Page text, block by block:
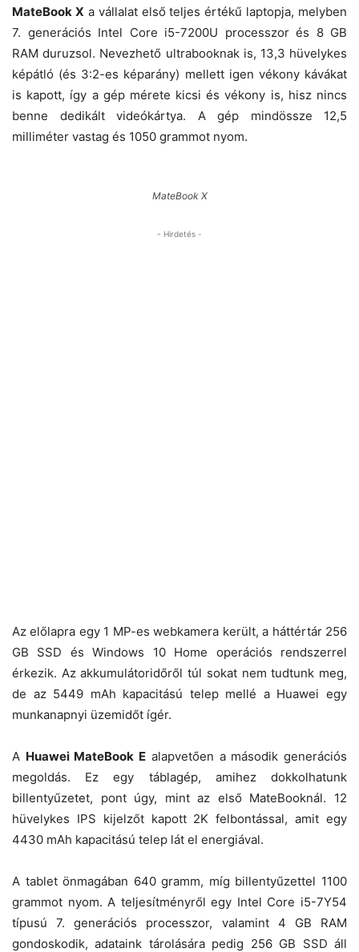
MateBook X a vállalat első teljes értékű laptopja, melyben
7. generációs Intel Core i5-7200U processzor és 8 GB
RAM duruzsol. Nevezhető ultrabooknak is, 13,3 hüvelykes
képátló (és 3:2-es képarány) mellett igen vékony kávákat
is kapott, így a gép mérete kicsi és vékony is, hisz nincs
benne dedikált videókártya. A gép mindössze 12,5
milliméter vastag és 1050 grammot nyom.
MateBook X
- Hirdetés -
Az előlapra egy 1 MP-es webkamera került, a háttértár 256
GB SSD és Windows 10 Home operációs rendszerrel
érkezik. Az akkumulátoridőről túl sokat nem tudtunk meg,
de az 5449 mAh kapacitású telep mellé a Huawei egy
munkanapnyi üzemidőt ígér.
A Huawei MateBook E alapvetően a második generációs
megoldás. Ez egy táblagép, amihez dokkolhatunk
billentyűzetet, pont úgy, mint az első MateBooknál. 12
hüvelykes IPS kijelzőt kapott 2K felbontással, amit egy
4430 mAh kapacitású telep lát el energiával.
A tablet önmagában 640 gramm, míg billentyűzettel 1100
grammot nyom. A teljesítményről egy Intel Core i5-7Y54
típusú 7. generációs processzor, valamint 4 GB RAM
gondoskodik, adataink tárolására pedig 256 GB SSD áll